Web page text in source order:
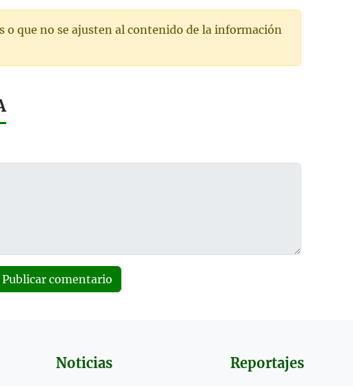
o que no se ajusten al contenido de la información
Publicar comentario
Noticias Reportajes